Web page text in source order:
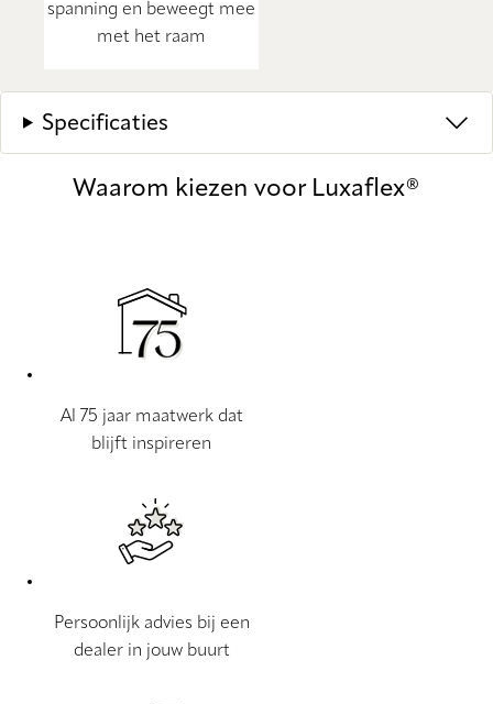
spanning en beweegt mee
met het raam
Specificaties
Waarom kiezen voor Luxaflex®
Al 75 jaar maatwerk dat
blijft inspireren
Persoonlijk advies bij een
dealer in jouw buurt